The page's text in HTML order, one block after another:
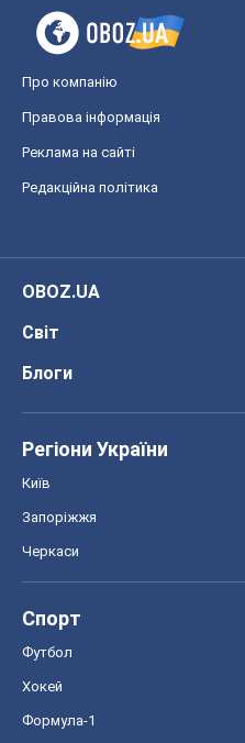
Про компанію
Правова інформація
Реклама на сайті
Редакційна політика
OBOZ.UA
Світ
Блоги
Регіони України
Київ
Запоріжжя
Черкаси
Спорт
Футбол
Хокей
Формула-1